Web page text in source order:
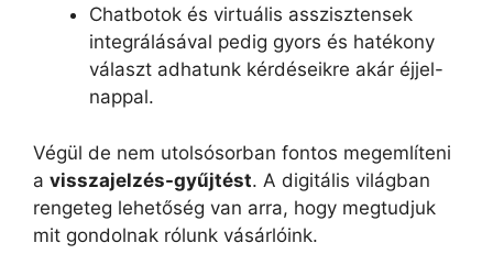
Chatbotok és virtuális asszisztensek
integrálásával pedig gyors és hatékony
választ adhatunk kérdéseikre akár éjjel-
nappal.
Végül de nem utolsósorban fontos megemlíteni
a visszajelzés-gyűjtést. A digitális világban
rengeteg lehetőség van arra, hogy megtudjuk
mit gondolnak rólunk vásárlóink.